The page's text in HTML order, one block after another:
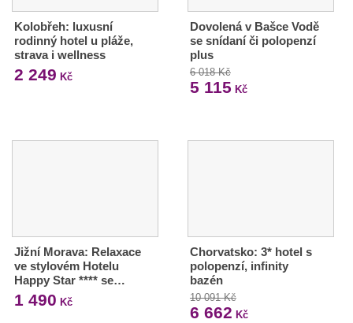
Kolobřeh: luxusní
rodinný hotel u pláže,
strava i wellness
2 249 Kč
Dovolená v Bašce Vodě
se snídaní či polopenzí
plus
6 018 Kč
5 115 Kč
Jižní Morava: Relaxace
ve stylovém Hotelu
Happy Star **** se…
1 490 Kč
Chorvatsko: 3* hotel s
polopenzí, infinity
bazén
10 091 Kč
6 662 Kč